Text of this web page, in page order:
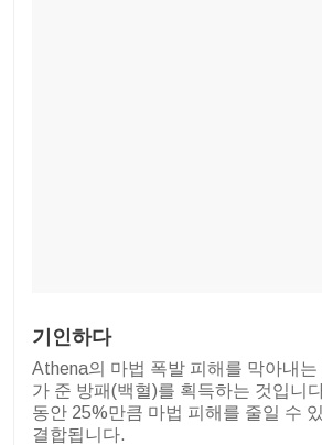
기인하다
Athena의 마법 폭발 피해를 막아내는
가 준 방패(백혈)를 획득하는 것입니
동안 25%만큼 마법 피해를 줄일 수
결합됩니다.